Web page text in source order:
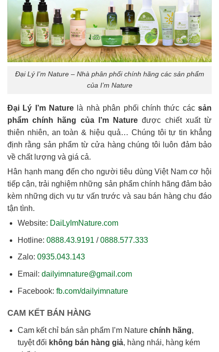
Đại Lý I’m Nature – Nhà phân phối chính hãng các sản phẩm
của I’m Nature
Đại Lý I’m Nature là nhà phân phối chính thức cácsản
phẩm chính hãng của I’m Natuređược chiết xuất từ
thiên nhiên, an toàn & hiệu quả… Chúng tôi tự tin khẳng
định rằng sản phẩm từ cửa hàng chúng tôi luôn đảm bảo
về chất lượng và giá cả.
Hân hạnh mang đến cho người tiêu dùng Việt Nam cơ hội
tiếp cận, trải nghiệm những sản phẩm chính hãng đảm bảo
kèm những dịch vụ tư vấn trước và sau bán hàng chu đáo
tận tình.
Website: DaiLyImNature.com
Hotline: 0888.43.9191 /0888.577.333
Zalo: 0935.043.143
Email: dailyimnature@gmail.com
Facebook: fb.com/dailyimnature
CAM KẾT BÁN HÀNG
Cam kết chỉ bán sản phẩm I’m Nature chính hãng,
tuyệt đối không bán hàng giả, hàng nhái, hàng kém